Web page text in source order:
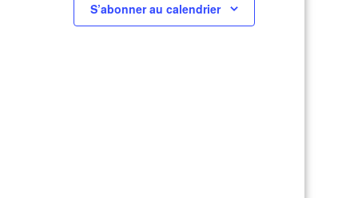
S’abonner au calendrier